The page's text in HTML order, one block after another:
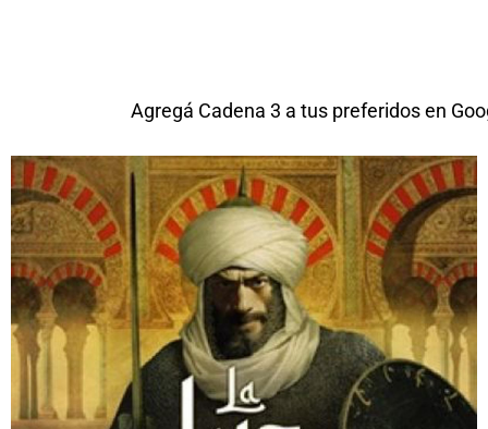
Agregá Cadena 3 a tus preferidos en